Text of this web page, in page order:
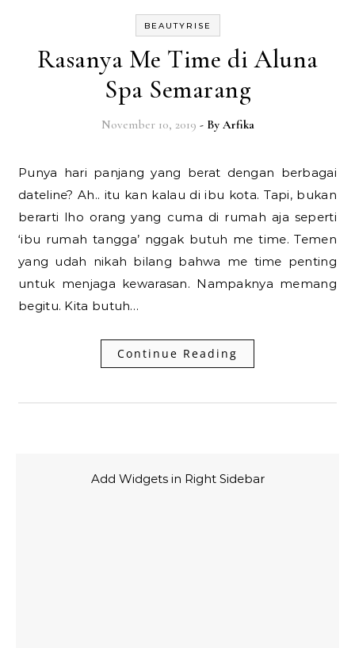
BEAUTYRISE
Rasanya Me Time di Aluna
Spa Semarang
November 10, 2019 - By Arfika
Punya hari panjang yang berat dengan berbagai
dateline? Ah.. itu kan kalau di ibu kota. Tapi, bukan
berarti lho orang yang cuma di rumah aja seperti
‘ibu rumah tangga’ nggak butuh me time. Temen
yang udah nikah bilang bahwa me time penting
untuk menjaga kewarasan. Nampaknya memang
begitu. Kita butuh…
Continue Reading
Add Widgets in Right Sidebar